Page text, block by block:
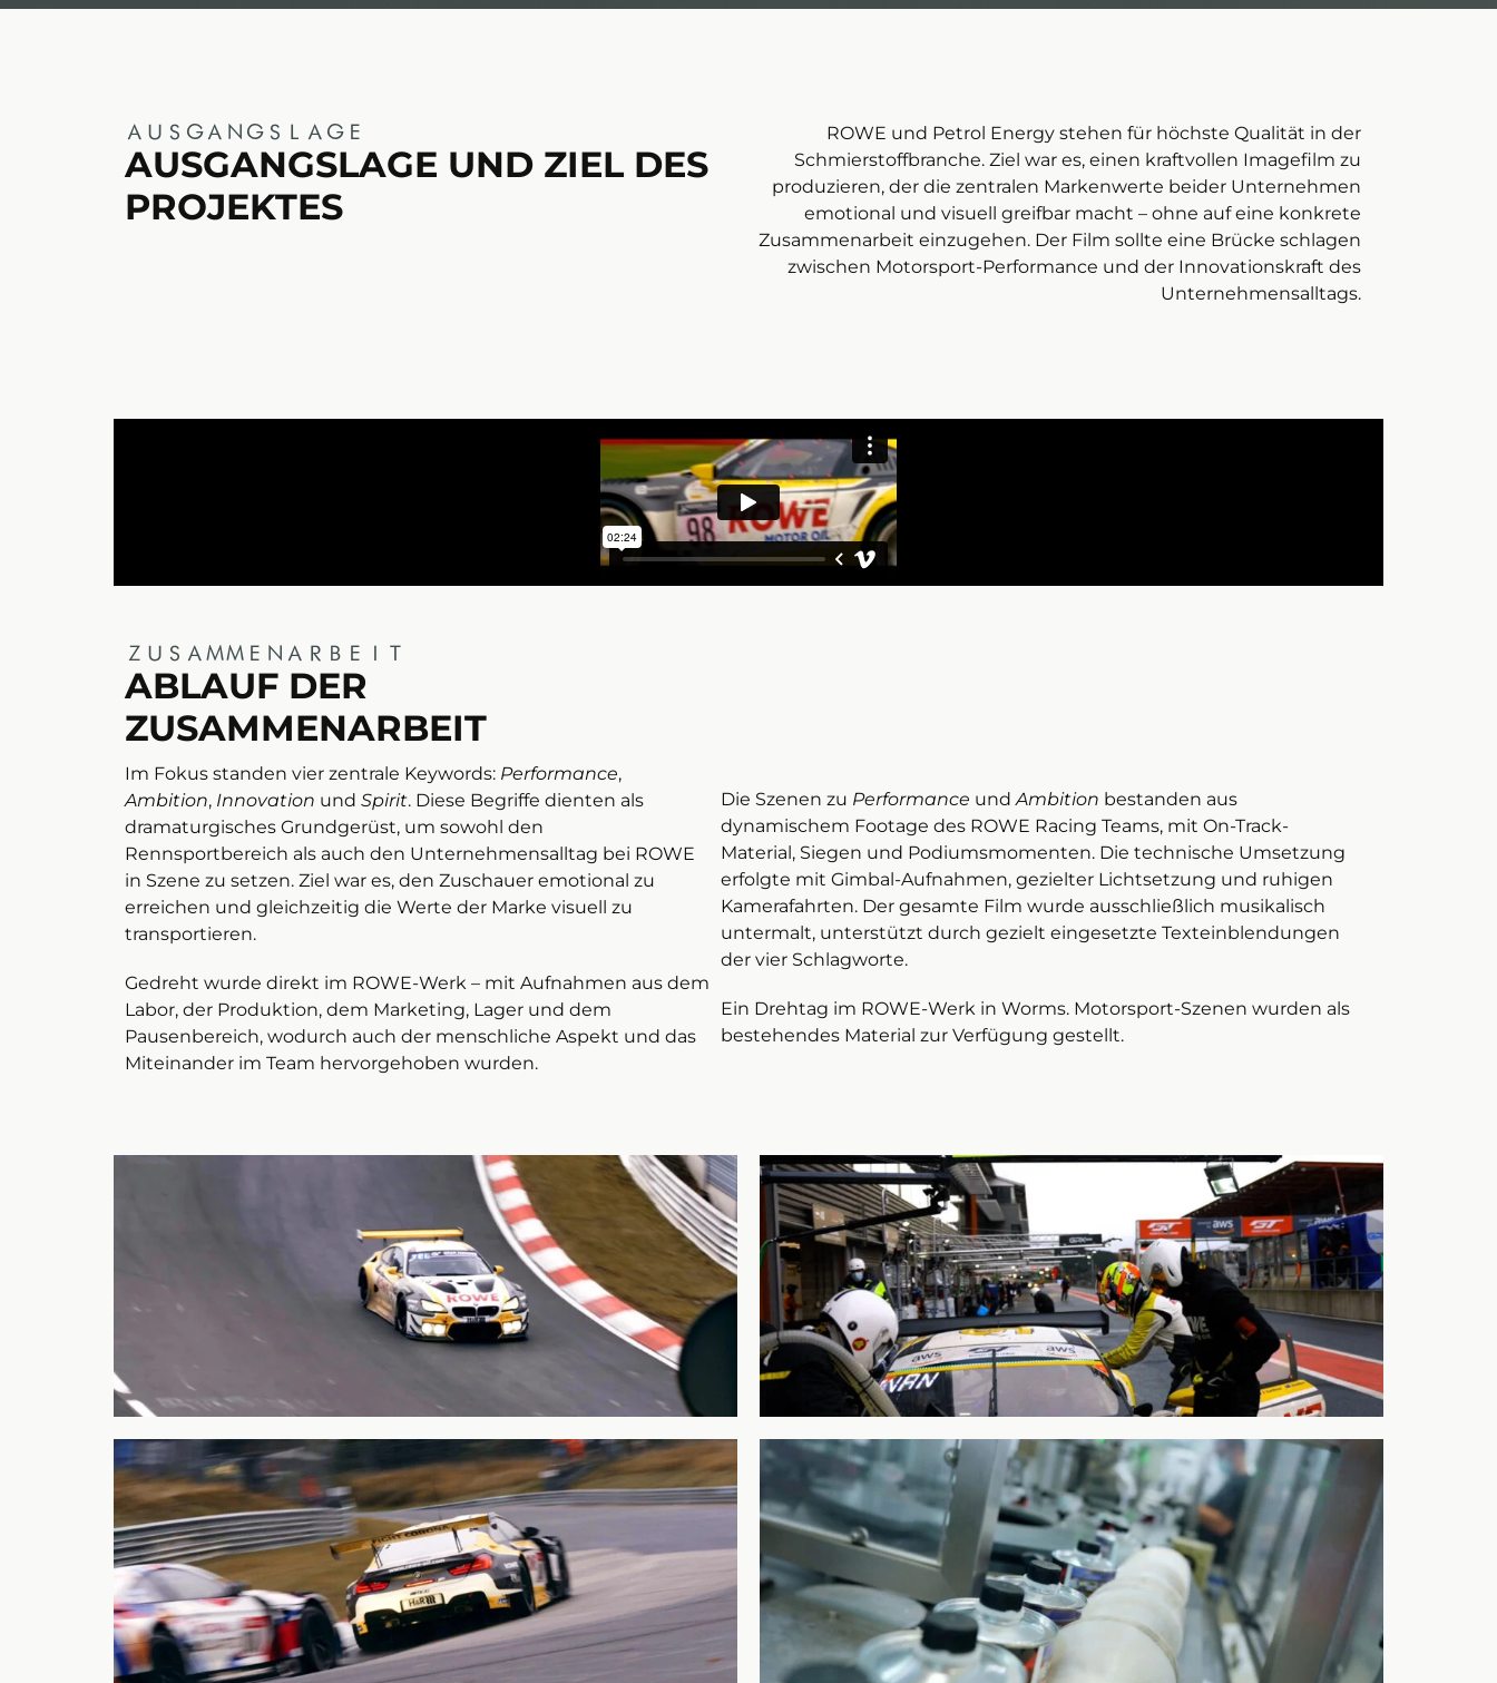
AUSGANGSLAGE
AUSGANGSLAGE UND ZIEL DES
PROJEKTES
ROWE und Petrol Energy stehen für höchste Qualität in der
Schmierstoffbranche. Ziel war es, einen kraftvollen Imagefilm zu
produzieren, der die zentralen Markenwerte beider Unternehmen
emotional und visuell greifbar macht – ohne auf eine konkrete
Zusammenarbeit einzugehen. Der Film sollte eine Brücke schlagen
zwischen Motorsport-Performance und der Innovationskraft des
Unternehmensalltags.
ZUSAMMENARBEIT
ABLAUF DER
ZUSAMMENARBEIT
Im Fokus standen vier zentrale Keywords: Performance,
Ambition, Innovation und Spirit. Diese Begriffe dienten als
dramaturgisches Grundgerüst, um sowohl den
Rennsportbereich als auch den Unternehmensalltag bei ROWE
in Szene zu setzen. Ziel war es, den Zuschauer emotional zu
erreichen und gleichzeitig die Werte der Marke visuell zu
transportieren.
Gedreht wurde direkt im ROWE-Werk – mit Aufnahmen aus dem
Labor, der Produktion, dem Marketing, Lager und dem
Pausenbereich, wodurch auch der menschliche Aspekt und das
Miteinander im Team hervorgehoben wurden.
Die Szenen zu Performance undAmbition bestanden aus
dynamischem Footage des ROWE Racing Teams, mit On-Track-
Material, Siegen und Podiumsmomenten. Die technische Umsetzung
erfolgte mit Gimbal-Aufnahmen, gezielter Lichtsetzung und ruhigen
Kamerafahrten. Der gesamte Film wurde ausschließlich musikalisch
untermalt, unterstützt durch gezielt eingesetzte Texteinblendungen
der vier Schlagworte.
Ein Drehtag im ROWE-Werk in Worms. Motorsport-Szenen wurden als
bestehendes Material zur Verfügung gestellt.